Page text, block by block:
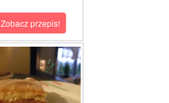
Zobacz przepis!